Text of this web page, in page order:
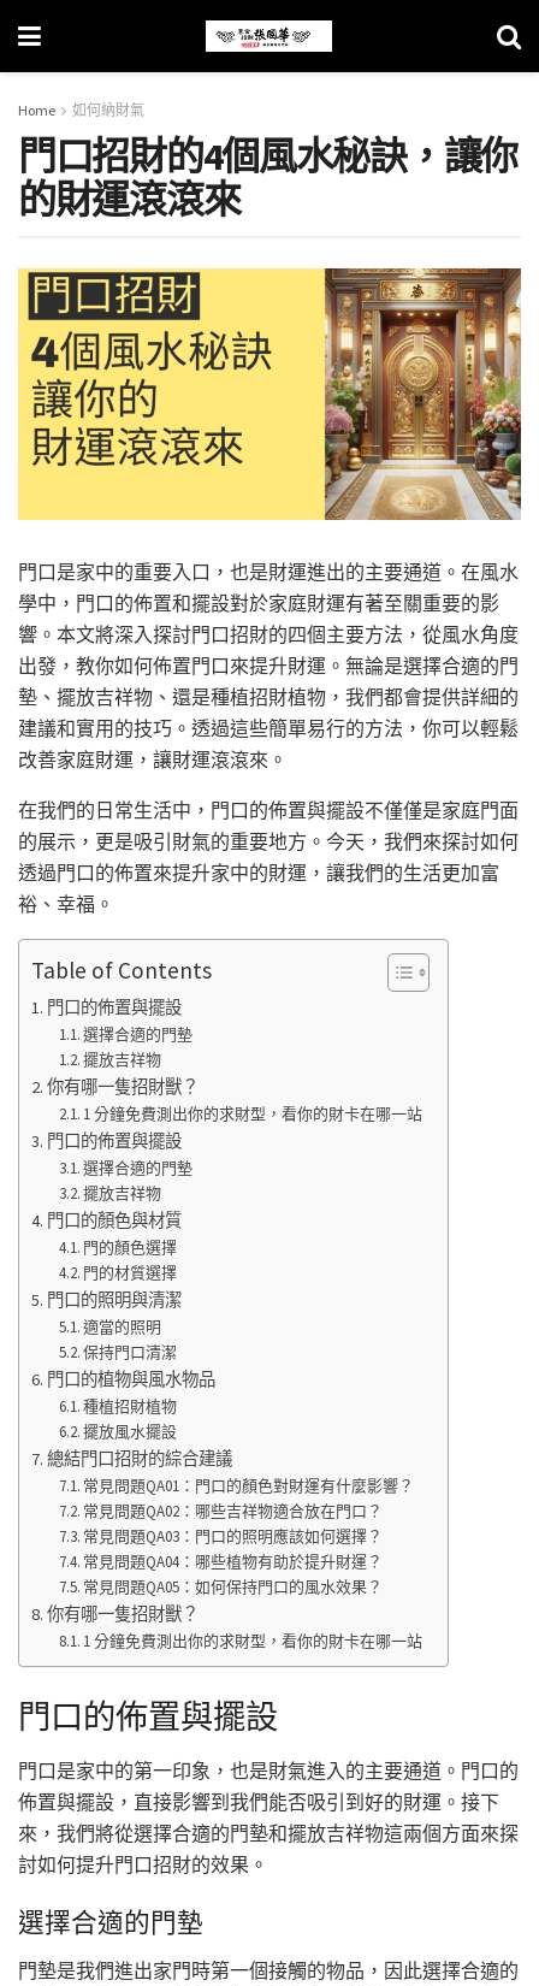
Home 如何納財氣
門口招財的4個風水秘訣，讓你
的財運滾滾來
門口是家中的重要入口，也是財運進出的主要通道。在風水
學中，門口的佈置和擺設對於家庭財運有著至關重要的影
響。本文將深入探討門口招財的四個主要方法，從風水角度
出發，教你如何佈置門口來提升財運。無論是選擇合適的門
墊、擺放吉祥物、還是種植招財植物，我們都會提供詳細的
建議和實用的技巧。透過這些簡單易行的方法，你可以輕鬆
改善家庭財運，讓財運滾滾來。
在我們的日常生活中，門口的佈置與擺設不僅僅是家庭門面
的展示，更是吸引財氣的重要地方。今天，我們來探討如何
透過門口的佈置來提升家中的財運，讓我們的生活更加富
裕、幸福。
Table of Contents
門口的佈置與擺設
選擇合適的門墊
擺放吉祥物
你有哪一隻招財獸？
1 分鐘免費測出你的求財型，看你的財卡在哪一站
門口的佈置與擺設
選擇合適的門墊
擺放吉祥物
門口的顏色與材質
門的顏色選擇
門的材質選擇
門口的照明與清潔
適當的照明
保持門口清潔
門口的植物與風水物品
種植招財植物
擺放風水擺設
總結門口招財的綜合建議
常見問題QA01：門口的顏色對財運有什麼影響？
常見問題QA02：哪些吉祥物適合放在門口？
常見問題QA03：門口的照明應該如何選擇？
常見問題QA04：哪些植物有助於提升財運？
常見問題QA05：如何保持門口的風水效果？
你有哪一隻招財獸？
1 分鐘免費測出你的求財型，看你的財卡在哪一站
門口的佈置與擺設
門口是家中的第一印象，也是財氣進入的主要通道。門口的
佈置與擺設，直接影響到我們能否吸引到好的財運。接下
來，我們將從選擇合適的門墊和擺放吉祥物這兩個方面來探
討如何提升門口招財的效果。
選擇合適的門墊
門墊是我們進出家門時第一個接觸的物品，因此選擇合適的